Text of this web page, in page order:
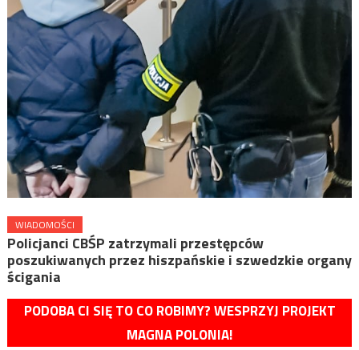
WIADOMOŚCI
Policjanci CBŚP zatrzymali przestępców
poszukiwanych przez hiszpańskie i szwedzkie organy
ścigania
PODOBA CI SIĘ TO CO ROBIMY? WESPRZYJ PROJEKT
MAGNA POLONIA!